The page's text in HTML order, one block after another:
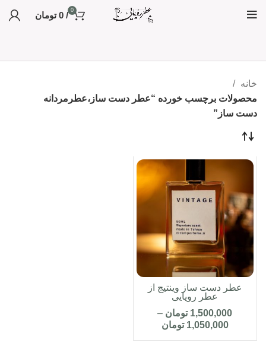
0
/
0 تومان
خانه
محصولات برچسب خورده “عطر دست ساز،عطرمردانه
دست ساز”
عطر دست ساز وینتیج از
عطر رویایی
1,500,000 تومان –
1,050,000 تومان